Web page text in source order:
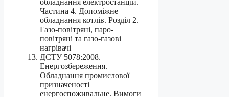
обладнання електростанцій.
Частина 4. Допоміжне
обладнання котлів. Розділ 2.
Газо-повітряні, паро-
повітряні та газо-газові
нагрівачі
ДСТУ 5078:2008.
Енергозбереження.
Обладнання промислової
призначеності
енергоспоживальне. Вимоги